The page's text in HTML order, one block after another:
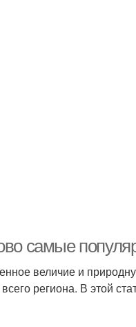
самые
величие и
региона. В этой